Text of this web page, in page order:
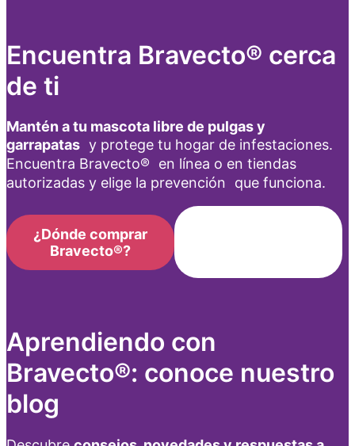
Encuentra Bravecto® cerca
de ti
Mantén a tu mascota libre de pulgas y
garrapatas y protege tu hogar de infestaciones.
Encuentra Bravecto® en línea o en tiendas
autorizadas y elige la prevención que funciona.
¿Dónde comprar
Bravecto®?
Aprendiendo con
Bravecto®: conoce nuestro
blog